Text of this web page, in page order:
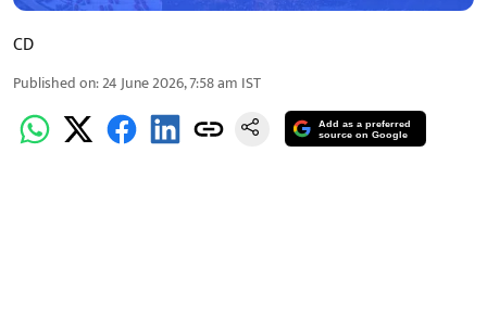
CD
Published on:24 June 2026, 7:58 am IST
Add as a preferred
source on Google